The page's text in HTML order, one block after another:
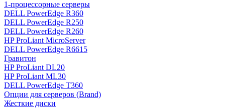
1-процессорные серверы
DELL PowerEdge R360
DELL PowerEdge R250
DELL PowerEdge R260
HP ProLiant MicroServer
DELL PowerEdge R6615
Гравитон
HP ProLiant DL20
HP ProLiant ML30
DELL PowerEdge T360
Опции для серверов (Brand)
Жесткие диски